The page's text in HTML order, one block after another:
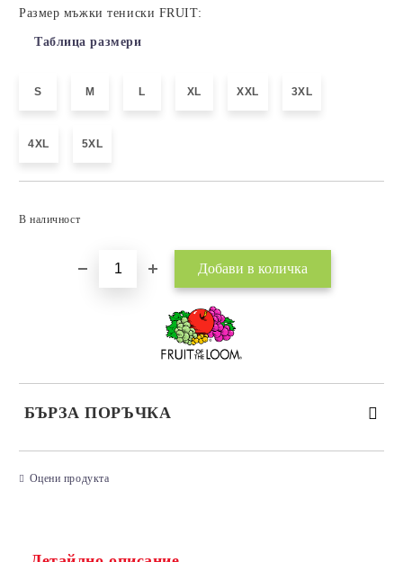
Размер мъжки тениски FRUIT:
Таблица размери
S M L XL XXL 3XL
4XL 5XL
В наличност
БЪРЗА ПОРЪЧКА
Оцени продукта